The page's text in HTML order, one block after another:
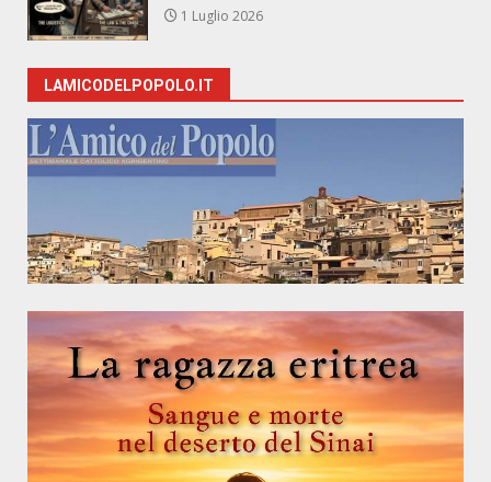
1 Luglio 2026
LAMICODELPOPOLO.IT